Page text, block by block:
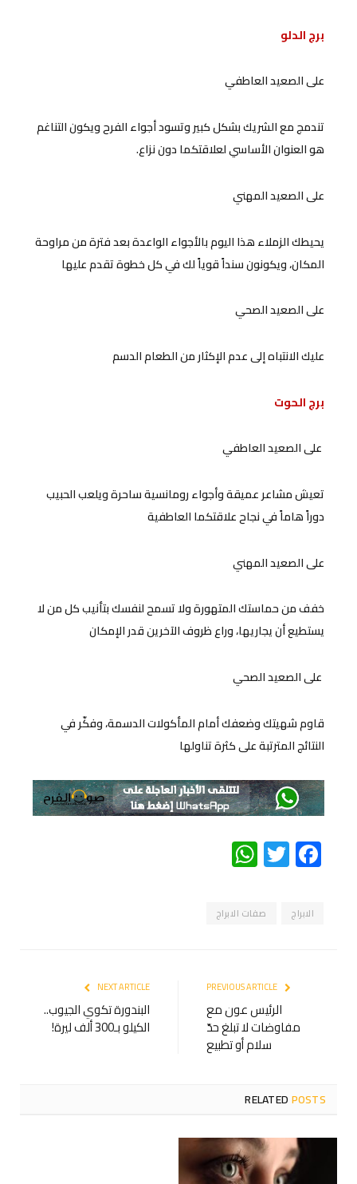
برج الدلو
على الصعيد العاطفي
تندمج مع الشريك بشكل كبير وتسود أجواء الفرح ويكون التناغم
هو العنوان الأساسي لعلاقتكما دون نزاع.
على الصعيد المهني
يحيطك الزملاء هذا اليوم بالأجواء الواعدة بعد فترة من مراوحة
المكان، ويكونون سنداً قوياً لك في كل خطوة تقدم عليها
على الصعيد الصحي
عليك الانتباه إلى عدم الإكثار من الطعام الدسم
برج الحوت
على الصعيد العاطفي
تعيش مشاعر عميقة وأجواء رومانسية ساحرة ويلعب الحبيب
دوراً هاماً في نجاح علاقتكما العاطفية
على الصعيد المهني
خفف من حماستك المتهورة ولا تسمح لنفسك بتأنيب كل من لا
يستطيع أن يجاريها، وراع ظروف الآخرين قدر الإمكان
على الصعيد الصحي
قاوم شهيتك وضعفك أمام المأكولات الدسمة، وفكّر في
النتائج المترتبة على كثرة تناولها
Facebook
Twitter
WhatsApp
الابراج صفات الابراج
الرئيس عون مع
مفاوضات لا تبلغ حدّ
سلام أو تطبيع
NEXT ARTICLE
البندورة تكوي الجيوب..
الكيلو بـ300 ألف ليرة!
RELATEDPOSTS